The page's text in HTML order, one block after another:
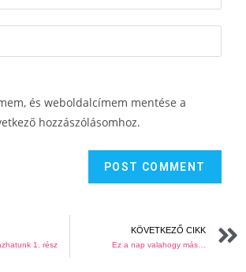
és weboldalcímem mentése a
hozzászólásomhoz.
1. rész
KÖVETKEZŐ CIKK
Ez a nap valahogy más…